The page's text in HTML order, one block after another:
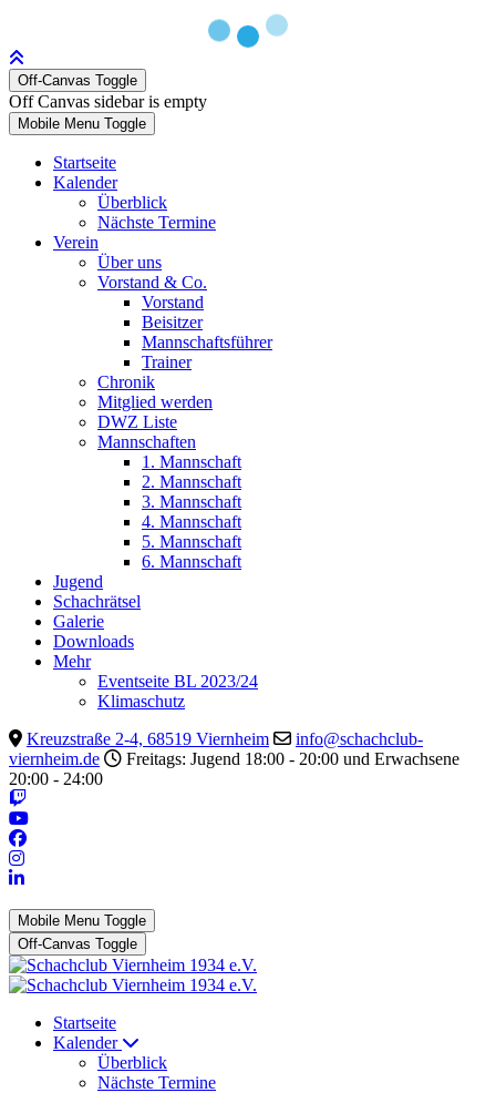
Off-Canvas Toggle
Off Canvas sidebar is empty
Mobile Menu Toggle
Startseite
Kalender
Überblick
Nächste Termine
Verein
Über uns
Vorstand & Co.
Vorstand
Beisitzer
Mannschaftsführer
Trainer
Chronik
Mitglied werden
DWZ Liste
Mannschaften
1. Mannschaft
2. Mannschaft
3. Mannschaft
4. Mannschaft
5. Mannschaft
6. Mannschaft
Jugend
Schachrätsel
Galerie
Downloads
Mehr
Eventseite BL 2023/24
Klimaschutz
Kreuzstraße 2-4, 68519 Viernheim
info@schachclub-
viernheim.de
Freitags: Jugend 18:00 - 20:00 und Erwachsene
20:00 - 24:00
Mobile Menu Toggle
Off-Canvas Toggle
Startseite
Kalender
Überblick
Nächste Termine